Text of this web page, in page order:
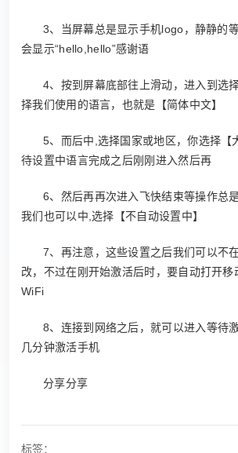
3、当屏幕总是显示手机logo，静静的
会显示“hello,hello”感谢语
4、按到屏幕底部往上滑动，进入到选
择我们使用的语言，也就是【简体中文】
5、而后中,选择国家或地区，你选择【
待设置中语言完成之后刚刚进入然后再
6、然后再再次进入飞快结束等操作总
我们也可以中,选择【不自动设置中】
7、再注意，这些设置之后我们可以不
改，不过在刚开始激活后时，要自动打开移
WiFi
8、连接到网络之后，就可以进入等待
几分钟激活手机
分享分享
标签：